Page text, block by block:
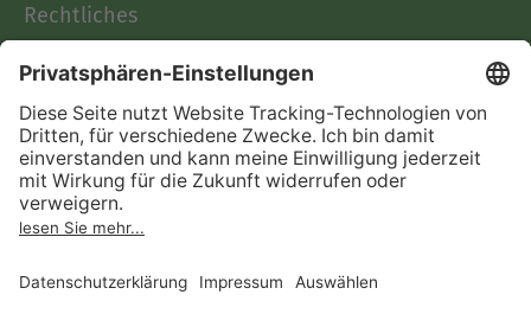
Rechtliches
AGB
Informationen nach Data
Act
Verträge hier kündigen
Impressum